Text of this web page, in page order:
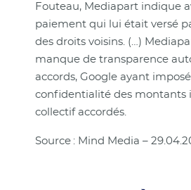
Fouteau, Mediapart indique
paiement qui lui était versé
des droits voisins. (…)
manque de transparence
accords, Google ayant
confidentialité des montants
collectif accordés.
Source : Mind Media –